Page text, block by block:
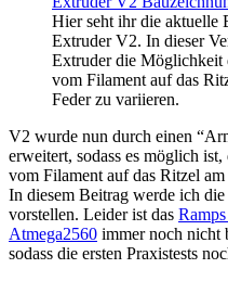
Hier seht ihr die aktuelle
Extruder V2. In dieser
Extruder die Möglichkeit
vom Filament auf das
Feder zu variieren.
V2 wurde nun durch einen
erweitert, sodass es möglich
vom Filament auf das Ritzel
In diesem Beitrag werde ich die
vorstellen. Leider ist das
Atmega2560 immer noch nicht
sodass die ersten Praxistests